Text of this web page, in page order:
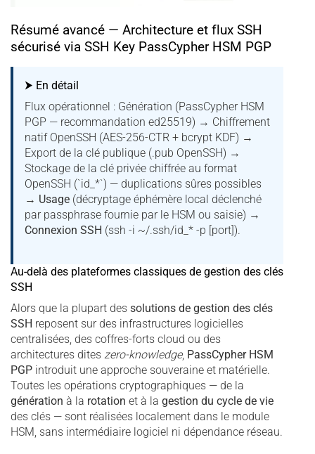
Résumé avancé — Architecture et flux SSH
sécurisé via SSH Key PassCypher HSM PGP
⮞ En détail
Flux opérationnel : Génération (PassCypher HSM
PGP — recommandation ed25519) → Chiffrement
natif OpenSSH (AES-256-CTR + bcrypt KDF) →
Export de la clé publique (.pub OpenSSH) →
Stockage de la clé privée chiffrée au format
OpenSSH (`id_*`) — duplications sûres possibles
→ Usage (décryptage éphémère local déclenché
par passphrase fournie par le HSM ou saisie) →
Connexion SSH (ssh -i ~/.ssh/id_* -p [port]).
Au-delà des plateformes classiques de gestion des clés
SSH
Alors que la plupart des solutions de gestion des clés
SSH reposent sur des infrastructures logicielles
centralisées, des coffres-forts cloud ou des
architectures dites zero-knowledge, PassCypher HSM
PGP introduit une approche souveraine et matérielle.
Toutes les opérations cryptographiques — de la
génération à la rotation et à la gestion du cycle de vie
des clés — sont réalisées localement dans le module
HSM, sans intermédiaire logiciel ni dépendance réseau.